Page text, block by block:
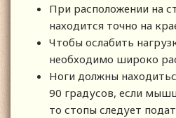
При расположении на
находится точно на
Чтобы ослабить
необходимо широко
Ноги должны
90 градусов, если
то стопы следует